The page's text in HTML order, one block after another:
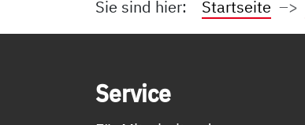
Sie sind hier: Startseite
Ser­vice